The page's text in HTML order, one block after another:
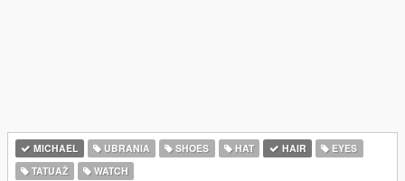
MICHAEL UBRANIA SHOES HAT HAIR
EYES
TATUAŻ
WATCH